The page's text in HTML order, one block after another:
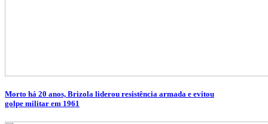
Morto há 20 anos, Brizola liderou resistência armada e evitou
golpe militar em 1961